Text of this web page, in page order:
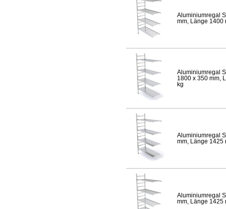
Aluminiumregal
mm, Länge 1400
Aluminiumregal
1800 x 350 mm,
kg
Aluminiumregal
mm, Länge 1425
Aluminiumregal
mm, Länge 1425